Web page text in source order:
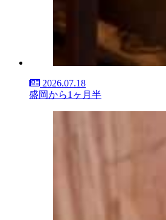
2026.07.18
盛岡から1ヶ月半